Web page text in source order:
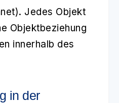
Jedes Objekt
Objektbeziehung
innerhalb des
in der